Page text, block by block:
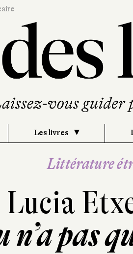
Les livres
Littérature
Lucia
n’a pas